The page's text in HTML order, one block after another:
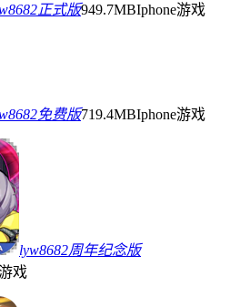
正式版949.7MBIphone游戏
免费版719.4MBIphone游戏
lyw8682周年纪念版
戏